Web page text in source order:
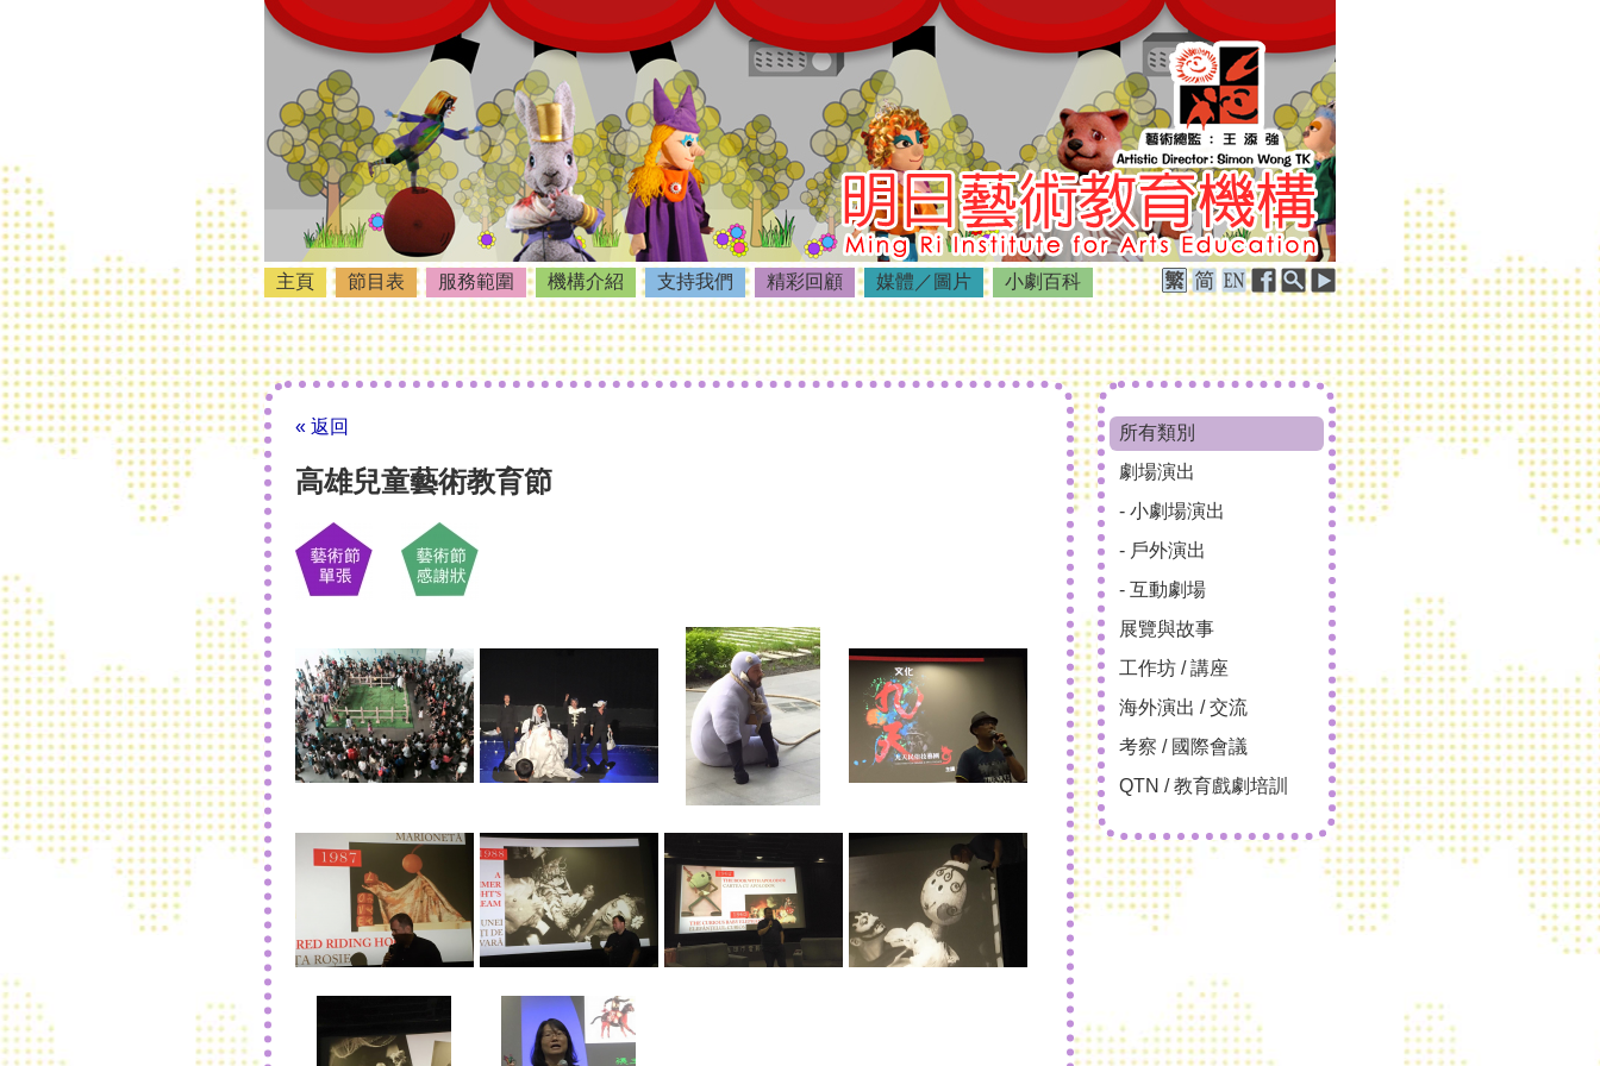
主頁 節目表 服務範圍 機構介紹 支持我們 精彩回顧 媒體／圖片 小劇百科
所有類別
劇場演出
- 小劇場演出
- 戶外演出
- 互動劇場
展覽與故事
工作坊 / 講座
海外演出 / 交流
考察 / 國際會議
QTN / 教育戲劇培訓
« 返回
高雄兒童藝術教育節